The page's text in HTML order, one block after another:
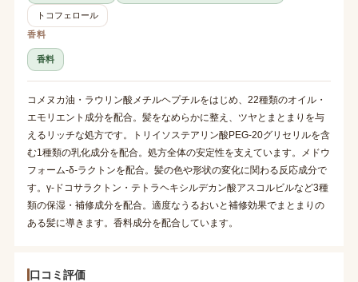
トコフェロール
香料
香料
コメヌカ油・ラウリン酸メチルヘプチルをはじめ、22種類のオイル・
エモリエント成分を配合。髪をなめらかに整え、ツヤとまとまりを与
えるリッチな処方です。トリイソステアリン酸PEG-20グリセリルを含
む1種類の乳化成分を配合。処方全体の安定性を支えています。メドウ
フォーム-δ-ラクトンを配合。髪の色や形状の変化に関わる反応成分で
す。γ-ドコサラクトン・テトラヘキシルデカン酸アスコルビルなど3種
類の保湿・補修成分を配合。適度なうるおいと補修効果でまとまりの
ある髪に導きます。香料成分を配合しています。
口コミ評価